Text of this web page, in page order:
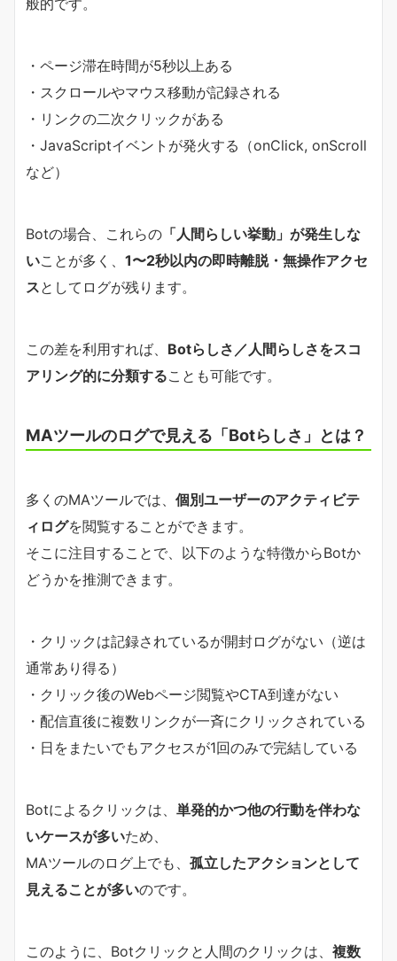
・ページ滞在時間が5秒以上ある
・スクロールやマウス移動が記録される
・リンクの二次クリックがある
・JavaScriptイベントが発火する（onClick, onScroll
など）
Botの場合、これらの 「人間らしい挙動」が発生しな
いことが多く、 1〜2秒以内の即時離脱・無操作アクセ
スとしてログが残ります。
この差を利用すれば、 Botらしさ／人間らしさをスコ
アリング的に分類することも可能です。
MAツールのログで見える「Botらしさ」とは？
多くのMAツールでは、 個別ユーザーのアクティビテ
ィログを閲覧することができます。
そこに注目することで、以下のような特徴からBotか
どうかを推測できます。
・クリックは記録されているが開封ログがない（逆は
通常あり得る）
・クリック後のWebページ閲覧やCTA到達がない
・配信直後に複数リンクが一斉にクリックされている
・日をまたいでもアクセスが1回のみで完結している
Botによるクリックは、 単発的かつ他の行動を伴わな
いケースが多いため、
MAツールのログ上でも、 孤立したアクションとして
見えることが多いのです。
このように、Botクリックと人間のクリックは、 複数